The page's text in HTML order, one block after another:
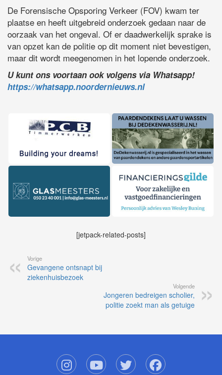
De Forensische Opsporing Verkeer (FOV) kwam ter
plaatse en heeft uitgebreid onderzoek gedaan naar de
oorzaak van het ongeval. Of er daadwerkelijk sprake is
van opzet kan de politie op dit moment niet bevestigen,
maar dit wordt meegenomen in het lopende onderzoek.
U kunt ons voortaan ook volgens via Whatsapp!
https://whatsapp.noordernieuws.nl
[jetpack-related-posts]
Vorige
Gevangene ontsnapt bij
ziekenhuisbezoek
Volgende
Jongeren bedreigen scholier,
politie zoekt man als getuige